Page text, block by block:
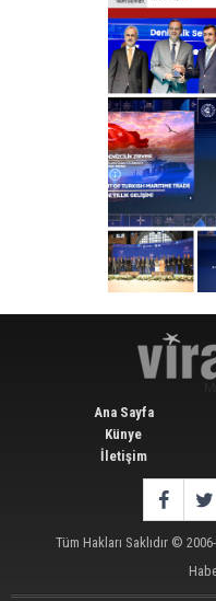
Ana Sayfa
Künye
İletişim
Tüm Hakları Saklıdır ©